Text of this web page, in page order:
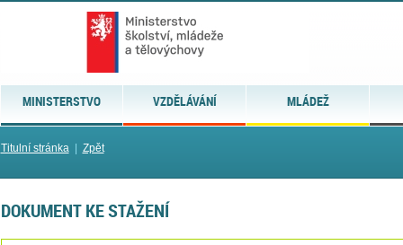
MINISTERSTVO VZDĚLÁVÁNÍ MLÁDEŽ
Titulní stránka| Zpět
DOKUMENT KE STAŽENÍ